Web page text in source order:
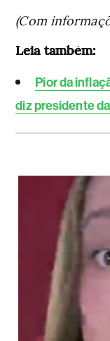
(Com
Leia também:
Pior da
diz presidente